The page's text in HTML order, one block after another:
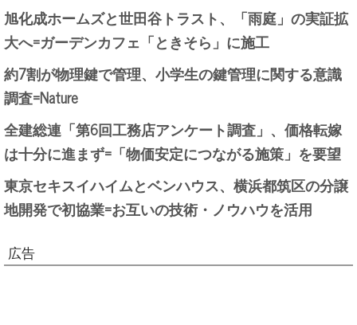
旭化成ホームズと世田谷トラスト、「雨庭」の実証拡
大へ=ガーデンカフェ「ときそら」に施工
約7割が物理鍵で管理、小学生の鍵管理に関する意識
調査=Nature
全建総連「第6回工務店アンケート調査」、価格転嫁
は十分に進まず=「物価安定につながる施策」を要望
東京セキスイハイムとベンハウス、横浜都筑区の分譲
地開発で初協業=お互いの技術・ノウハウを活用
広告